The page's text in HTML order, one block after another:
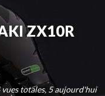
ZX10R
vues totales, 5 aujourd'hui